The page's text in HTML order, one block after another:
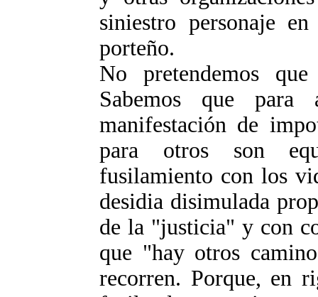
siniestro personaje
porteño.
No pretendemos
Sabemos que
manifestación de
para otros son
fusilamiento con los
desidia disimulada
de la "justicia" y con
que "hay otros
recorren. Porque, en